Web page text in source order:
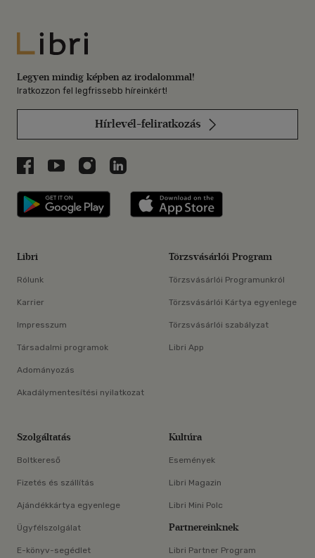
Libri
Legyen mindig képben az irodalommal!
Iratkozzon fel legfrissebb híreinkért!
Hírlevél-feliratkozás
Libri a Facebookon
Libri a Youtube-on
Libri az Instagramon
Libri a LinkedInen
Libri applikáció Szerezd meg: Google
Libri
Rólunk
Karrier
Impresszum
Társadalmi programok
Adományozás
Akadálymentesítési nyilatkozat
Törzsvásárlói Program
Törzsvásárlói Programunkról
Törzsvásárlói Kártya egyenlege
Törzsvásárlói szabályzat
Libri App
Szolgáltatás
Boltkereső
Fizetés és szállítás
Ajándékkártya egyenlege
Ügyfélszolgálat
E-könyv-segédlet
Kultúra
Események
Libri Magazin
Libri Mini Polc
Partnereinknek
Libri Partner Program